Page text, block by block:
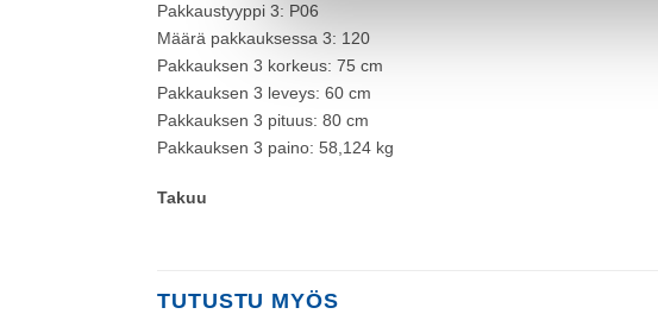
Pakkaustyyppi 3: P06
Määrä pakkauksessa 3: 120
Pakkauksen 3 korkeus: 75 cm
Pakkauksen 3 leveys: 60 cm
Pakkauksen 3 pituus: 80 cm
Pakkauksen 3 paino: 58,124 kg
Takuu
TUTUSTU MYÖS